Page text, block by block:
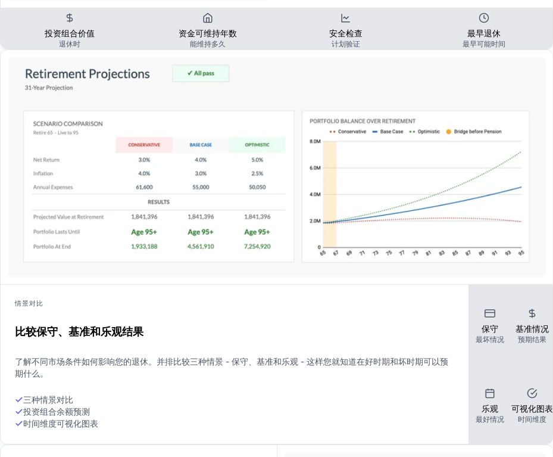
投资组合价值
退休时
资金可维持年数
能维持多久
安全检查
计划验证
最早退休
最早可能时间
情景对比
比较保守、基准和乐观结果
了解不同市场条件如何影响您的退休。并排比较三种情景 - 保守、基准和乐观 - 这样您就知道在好时期和坏时期可以预
期什么。
三种情景对比
投资组合余额预测
时间维度可视化图表
保守
最坏情况
基准情况
预期结果
乐观
最好情况
可视化图表
时间维度